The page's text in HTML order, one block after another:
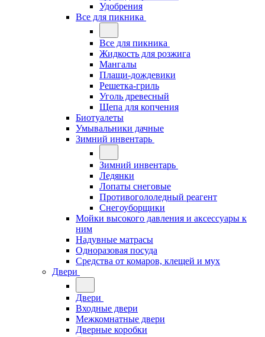
Удобрения
Все для пикника
Все для пикника
Жидкость для розжига
Мангалы
Плащи-дождевики
Решетка-гриль
Уголь древесный
Щепа для копчения
Биотуалеты
Умывальники дачные
Зимний инвентарь
Зимний инвентарь
Ледянки
Лопаты снеговые
Противогололедный реагент
Снегоуборщики
Мойки высокого давления и аксессуары к
ним
Надувные матрасы
Одноразовая посуда
Средства от комаров, клещей и мух
Двери
Двери
Входные двери
Межкомнатные двери
Дверные коробки